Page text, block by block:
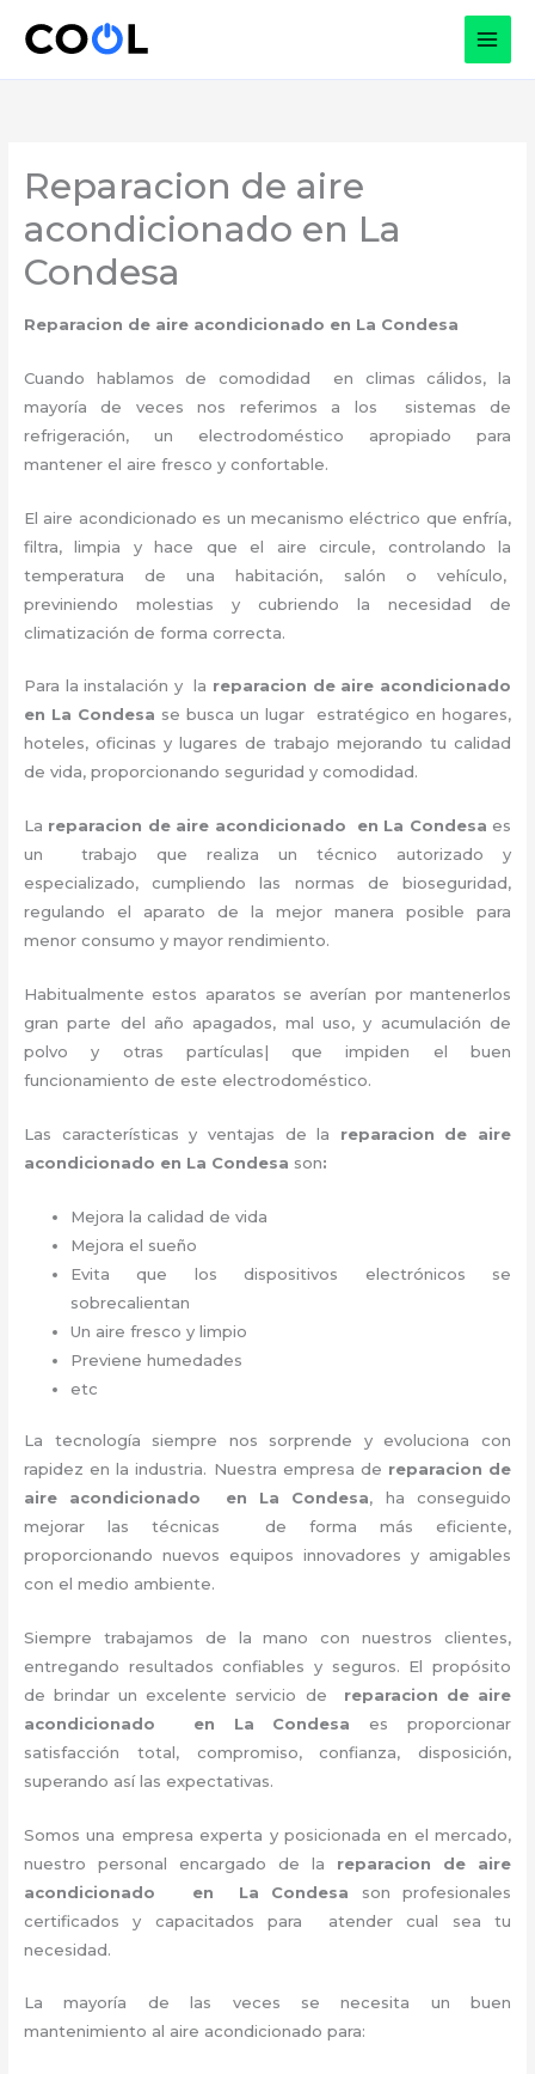
Reparacion de aire
acondicionado en La
Condesa
Reparacion de aire acondicionado en La Condesa
Cuando hablamos de comodidad en climas cálidos, la
mayoría de veces nos referimos a los sistemas de
refrigeración, un electrodoméstico apropiado para
mantener el aire fresco y confortable.
El aire acondicionado es un mecanismo eléctrico que enfría,
filtra, limpia y hace que el aire circule, controlando la
temperatura de una habitación, salón o vehículo,
previniendo molestias y cubriendo la necesidad de
climatización de forma correcta.
Para la instalación y la reparacion de aire acondicionado
en La Condesa se busca un lugar estratégico en hogares,
hoteles, oficinas y lugares de trabajo mejorando tu calidad
de vida, proporcionando seguridad y comodidad.
La reparacion de aire acondicionado en La Condesa es
un
trabajo que realiza un técnico autorizado y
especializado, cumpliendo las normas de bioseguridad,
regulando el aparato de la mejor manera posible para
menor consumo y mayor rendimiento.
Habitualmente estos aparatos se averían por mantenerlos
gran parte del año apagados, mal uso, y acumulación de
polvo y otras partículas| que impiden el buen
funcionamiento de este electrodoméstico.
Las características y ventajas de la reparacion de aire
acondicionado en La Condesa son:
Mejora la calidad de vida
Mejora el sueño
Evita que los dispositivos electrónicos se
sobrecalientan
Un aire fresco y limpio
Previene humedades
etc
La tecnología siempre nos sorprende y evoluciona con
rapidez en la industria. Nuestra empresa de reparacion de
aire acondicionado en La Condesa, ha conseguido
mejorar las técnicas de forma más eficiente,
proporcionando nuevos equipos innovadores y amigables
con el medio ambiente.
Siempre trabajamos de la mano con nuestros clientes,
entregando resultados confiables y seguros. El propósito
de brindar un excelente servicio de reparacion de aire
acondicionado en La Condesa
es proporcionar
satisfacción total, compromiso, confianza, disposición,
superando así las expectativas.
Somos una empresa experta y posicionada en el mercado,
nuestro personal encargado de la reparacion de aire
acondicionado en La Condesa
son profesionales
certificados y capacitados para atender cual sea tu
necesidad.
La mayoría de las veces se necesita un buen
mantenimiento al aire acondicionado para: